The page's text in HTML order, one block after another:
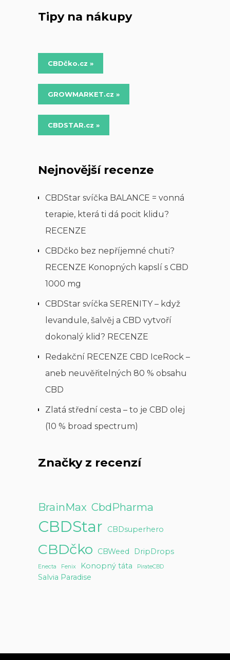
Tipy na nákupy
CBDčko.cz »
GROWMARKET.cz »
CBDSTAR.cz »
Nejnovější recenze
CBDStar svíčka BALANCE = vonná
terapie, která ti dá pocit klidu?
RECENZE
CBDčko bez nepříjemné chuti?
RECENZE Konopných kapslí s CBD
1000 mg
CBDStar svíčka SERENITY – když
levandule, šalvěj a CBD vytvoří
dokonalý klid? RECENZE
Redakční RECENZE CBD IceRock –
aneb neuvěřitelných 80 % obsahu
CBD
Zlatá střední cesta – to je CBD olej
(10 % broad spectrum)
Značky z recenzí
BrainMax CbdPharma
CBDStar CBDsuperhero
CBDčko CBWeed DripDrops
Enecta Fenix Konopný táta PirateCBD
Salvia Paradise